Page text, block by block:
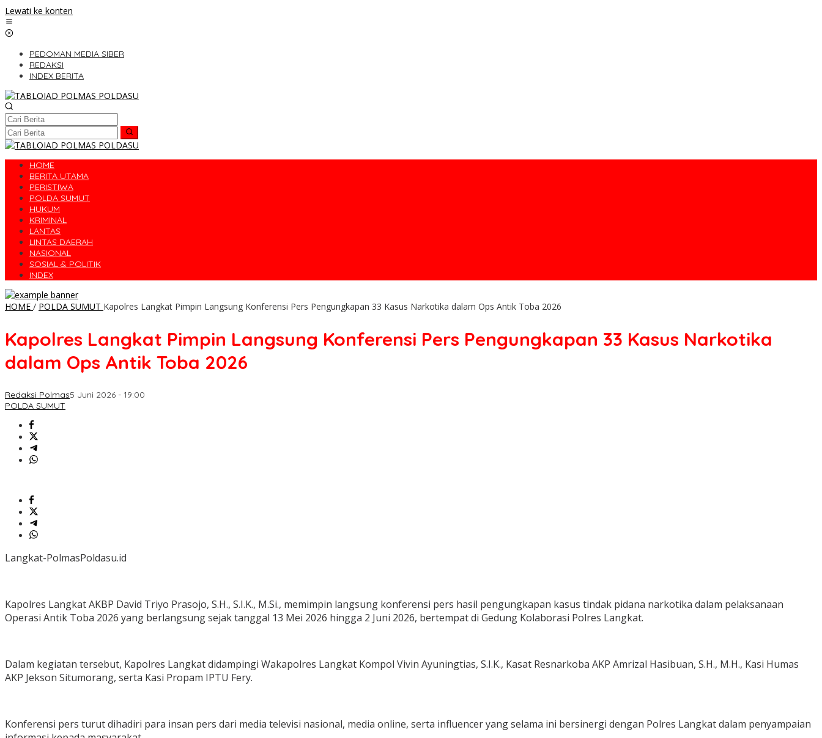
Lewati ke konten
PEDOMAN MEDIA SIBER
REDAKSI
INDEX BERITA
HOME
BERITA UTAMA
PERISTIWA
POLDA SUMUT
HUKUM
KRIMINAL
LANTAS
LINTAS DAERAH
NASIONAL
SOSIAL & POLITIK
INDEX
HOME / POLDA SUMUT Kapolres Langkat Pimpin Langsung Konferensi Pers Pengungkapan 33 Kasus Narkotika dalam Ops Antik Toba 2026
Kapolres Langkat Pimpin Langsung Konferensi Pers Pengungkapan 33 Kasus Narkotika
dalam Ops Antik Toba 2026
Redaksi Polmas5 Juni 2026 - 19:00
POLDA SUMUT
Langkat-PolmasPoldasu.id
Kapolres Langkat AKBP David Triyo Prasojo, S.H., S.I.K., M.Si., memimpin langsung konferensi pers hasil pengungkapan kasus tindak pidana narkotika dalam pelaksanaan
Operasi Antik Toba 2026 yang berlangsung sejak tanggal 13 Mei 2026 hingga 2 Juni 2026, bertempat di Gedung Kolaborasi Polres Langkat.
Dalam kegiatan tersebut, Kapolres Langkat didampingi Wakapolres Langkat Kompol Vivin Ayuningtias, S.I.K., Kasat Resnarkoba AKP Amrizal Hasibuan, S.H., M.H., Kasi Humas
AKP Jekson Situmorang, serta Kasi Propam IPTU Fery.
Konferensi pers turut dihadiri para insan pers dari media televisi nasional, media online, serta influencer yang selama ini bersinergi dengan Polres Langkat dalam penyampaian